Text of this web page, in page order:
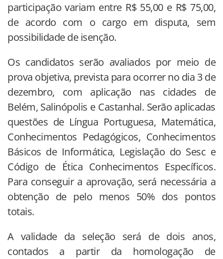
participação variam entre R$ 55,00 e R$ 75,00,
de acordo com o cargo em disputa, sem
possibilidade de isenção.
Os candidatos serão avaliados por meio de
prova objetiva, prevista para ocorrer no dia 3 de
dezembro, com aplicação nas cidades de
Belém, Salinópolis e Castanhal. Serão aplicadas
questões de Língua Portuguesa, Matemática,
Conhecimentos Pedagógicos, Conhecimentos
Básicos de Informática, Legislação do Sesc e
Código de Ética Conhecimentos Específicos.
Para conseguir a aprovação, será necessária a
obtenção de pelo menos 50% dos pontos
totais.
A validade da seleção será de dois anos,
contados a partir da homologação de